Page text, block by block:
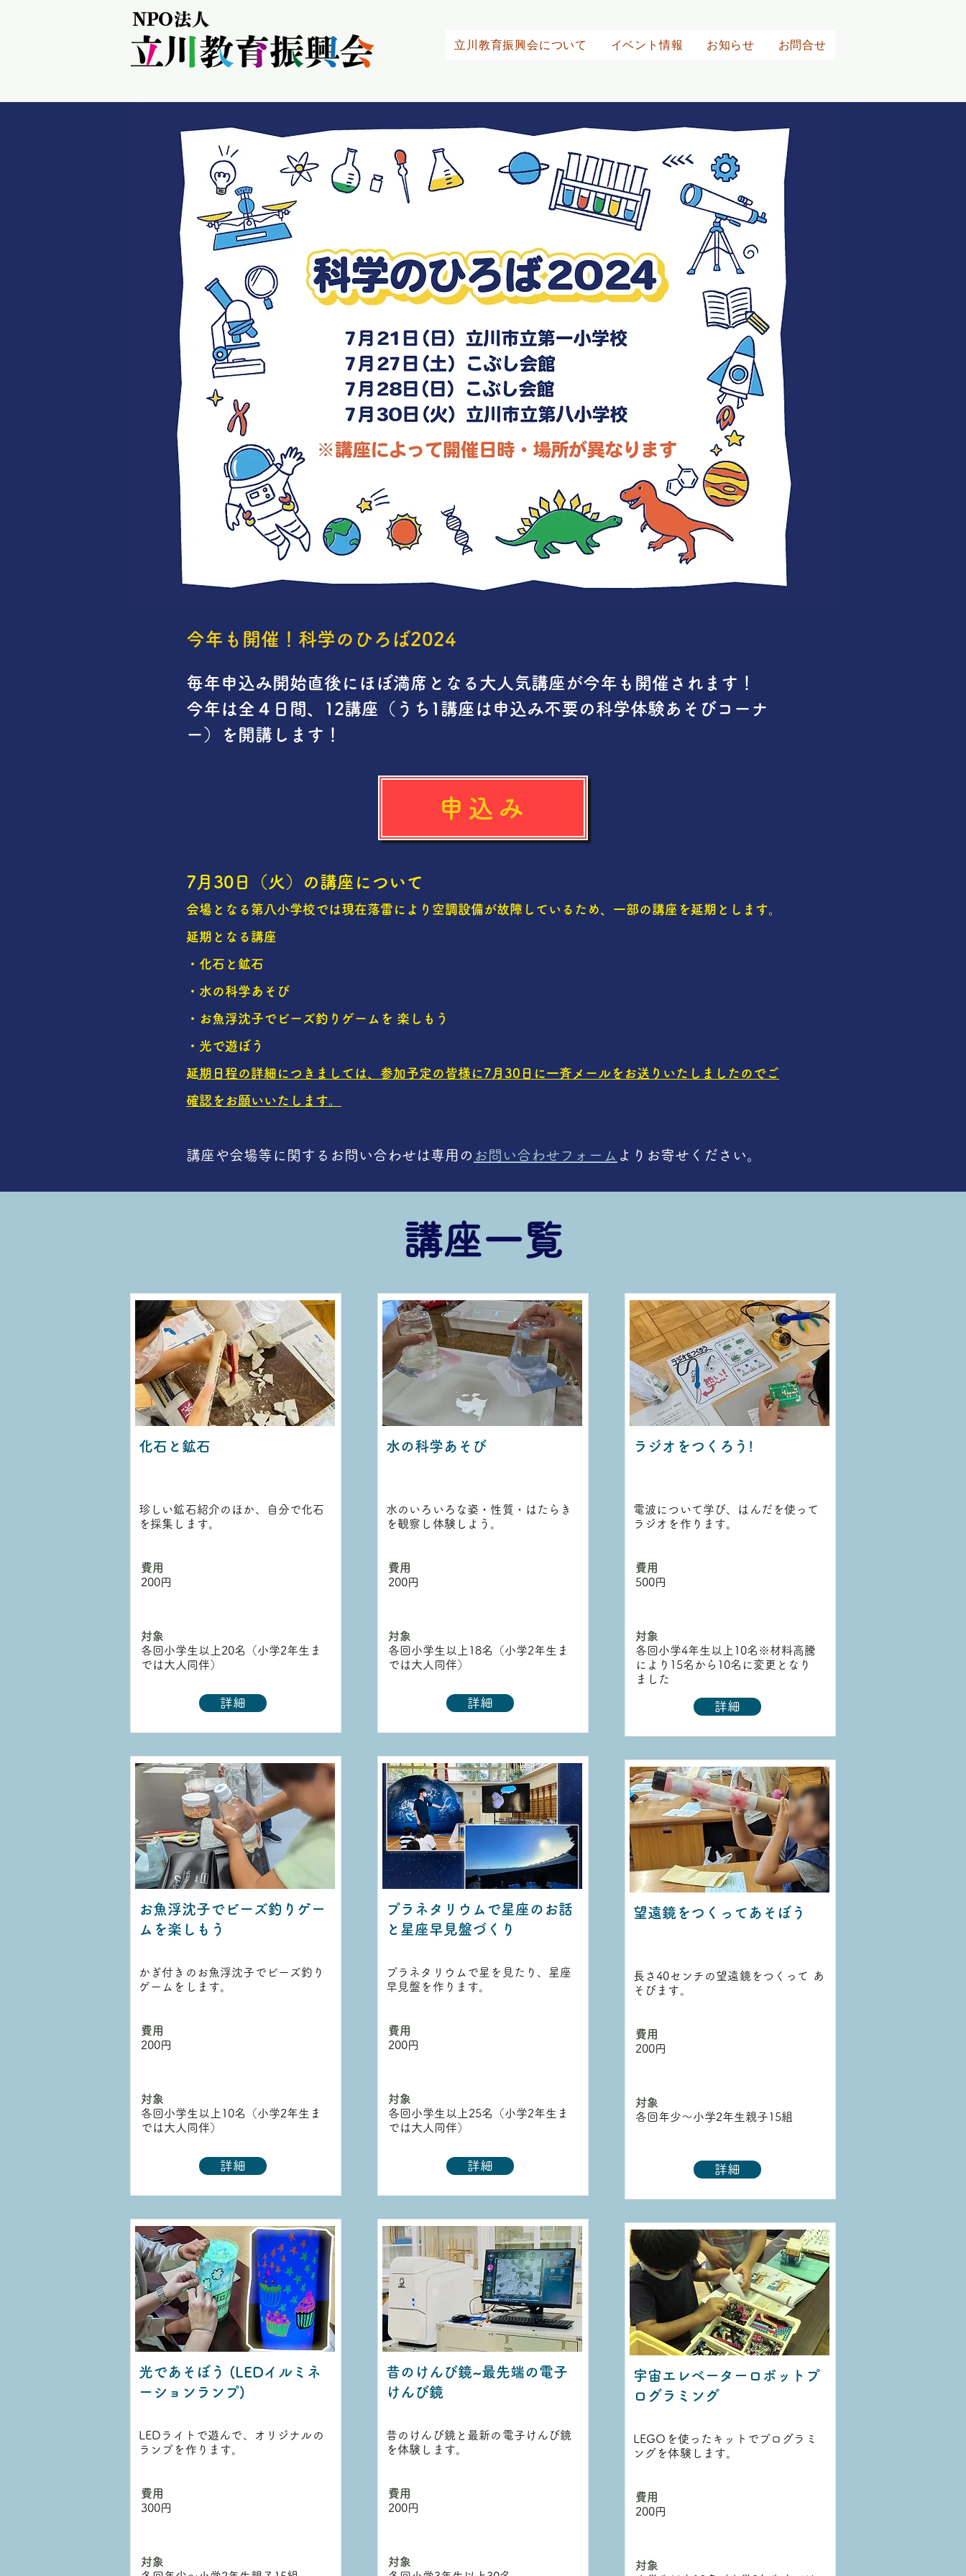
立川教育振興会について イベント情報 お知らせ お問合せ
今年も開催！科学のひろば2024
毎年申込み開始直後にほぼ満席となる大人気講座が今年も開催されます！
​今年は全４日間、12講座（うち1講座は申込み不要の科学体験あそびコーナ
ー）を開講します！
申込み
7月30日（火）の講座について
会場となる第八小学校では現在落雷により空調設備が故障しているため、一部の講座を延期とします。
延期となる講座
・化石と鉱石
・水の科学あそび
・お魚浮沈子でビーズ釣りゲームを 楽しもう
・光で遊ぼう
​延期日程の詳細につきましては、参加予定の皆様に7月30日に一斉メールをお送りいたしましたのでご
確認をお願いいたします。
講座や会場等に関するお問い合わせは専用の お問い合わせフォーム よりお寄せください。
​講座一覧
化石と鉱石
珍しい鉱石紹介のほか、自分で化石
を採集します。
​費用
200円
対象
各回小学生以上20名（小学2年生ま
では大人同伴）
詳細
お魚浮沈子でビーズ釣りゲー
ムを楽しもう
かぎ付きのお魚浮沈子でビーズ釣り
ゲームをします。
​費用
200円
対象
各回小学生以上10名（小学2年生ま
では大人同伴）
詳細
光であそぼう (LEDイルミネ
ーションランプ)
LEDライトで遊んで、オリジナルの
ランプを作ります。
​費用
300円
対象
水の科学あそび
水のいろいろな姿・性質・はたらき
を観察し体験しよう。
​費用
200円
対象
各回小学生以上18名（小学2年生ま
では大人同伴）
詳細
プラネタリウムで星座のお話
と星座早見盤づくり
プラネタリウムで星を見たり、星座
早見盤を作ります。
​費用
200円
対象
各回小学生以上25名（小学2年生ま
では大人同伴）
詳細
昔のけんび鏡~最先端の電子
けんび鏡
昔のけんび鏡と最新の電子けんび鏡
を体験します。
​費用
200円
対象
ラジオをつくろう!
電波について学び、はんだを使って
ラジオを作ります。
​費用
500円
対象
各回小学4年生以上10名※材料高騰
により15名から10名に変更となり
ました
詳細
望遠鏡をつくってあそぼう
長さ40センチの望遠鏡をつくって あ
そびます。
​費用
200円
対象
各回年少〜小学2年生親子15組
詳細
宇宙エレベーターロボットプ
ログラミング
LEGOを使ったキットでプログラミ
ングを体験します。
​費用
200円
対象